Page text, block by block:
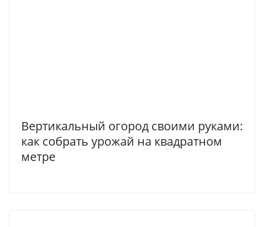
Вертикальный огород своими руками:
как собрать урожай на квадратном
метре